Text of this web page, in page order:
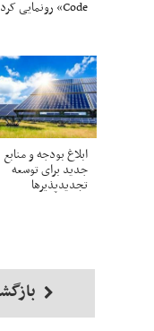
Code» رونمایی کرد
ابلاغ بودجه و منابع
جدید برای توسعه
تجدیدپذیرها